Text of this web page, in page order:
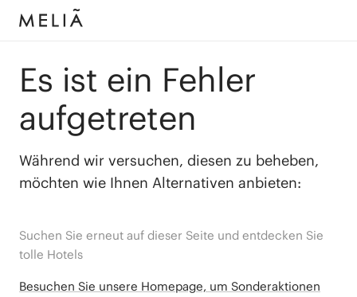
Es ist ein Fehler
aufgetreten
Während wir versuchen, diesen zu beheben,
möchten wie Ihnen Alternativen anbieten:
Suchen Sie erneut auf dieser Seite und entdecken Sie
tolle Hotels
Besuchen Sie unsere Homepage, um Sonderaktionen